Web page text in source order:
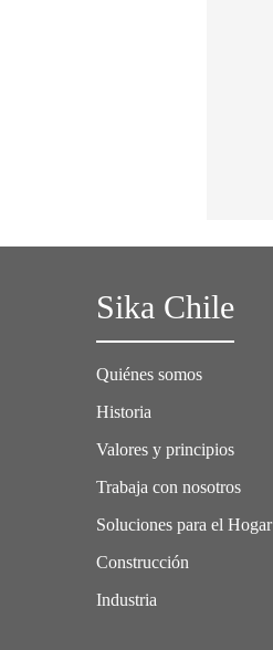
Sika Chile
Quiénes somos
Historia
Valores y principios
Trabaja con nosotros
Soluciones para el Hogar
Construcción
Industria